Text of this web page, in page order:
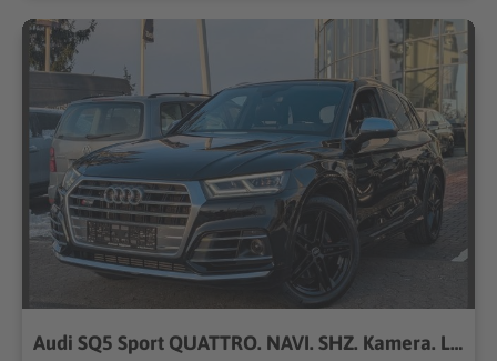
Audi SQ5 Sport QUATTRO. NAVI. SHZ. Kamera. LED